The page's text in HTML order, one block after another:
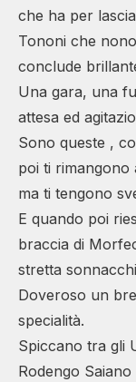
che ha per
Tononi che
conclude
Una gara, una
attesa ed
Sono queste ,
poi ti rimangono
ma ti tengono
E quando poi
braccia di
stretta
Doveroso un
specialità.
Spiccano tra gli
Rodengo